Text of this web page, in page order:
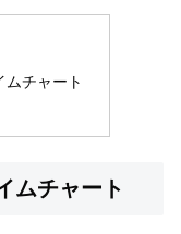
ムチャート
ムチャート